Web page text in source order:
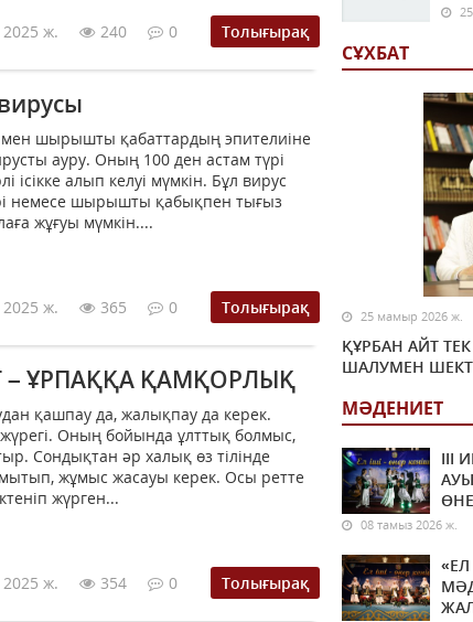
ж. 240 0 Толығырақ
шырышты қабаттардың эпителиіне
ауру. Оның 100 ден астам түрі
алып келуі мүмкін. Бұл вирус
немесе шырышты қабықпен тығыз
жұғуы мүмкін....
ж. 365 0 Толығырақ
– ҰРПАҚҚА ҚАМҚОРЛЫҚ
қашпау да, жалықпау да керек.
жүрегі. Оның бойында ұлттық болмыс,
Сондықтан әр халық өз тілінде
жұмыс жасауы керек. Осы ретте
жүрген...
ж. 354 0 Толығырақ
СҰХБАТ
25 мамыр 2026 ж.
ҚҰРБАН АЙТ
ШАЛУМЕН
МӘДЕНИЕТ
08 тамыз 2026 ж.